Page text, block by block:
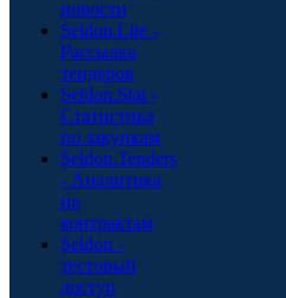
новости
Seldon.Lite -
Рассылка
тендеров
Seldon.Stat -
Статистика
по закупкам
Seldon.Tenders
- Аналитика
по
контрактам
Seldon -
тестовый
доступ